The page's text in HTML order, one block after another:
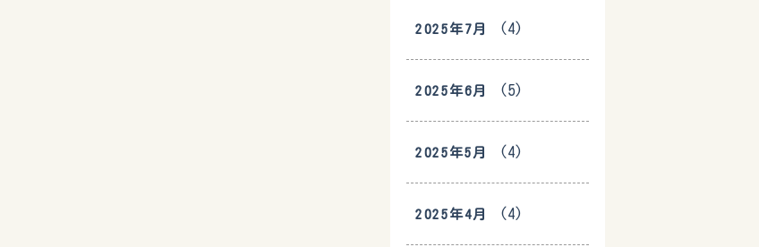
2025年7月 (4)
2025年6月 (5)
2025年5月 (4)
2025年4月 (4)